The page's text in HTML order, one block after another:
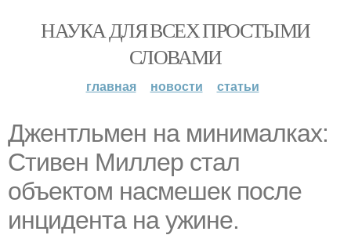
НАУКА ДЛЯ ВСЕХ ПРОСТЫМИ
СЛОВАМИ
главная новости статьи
Джентльмен на минималках:
Стивен Миллер стал
объектом насмешек после
инцидента на ужине.